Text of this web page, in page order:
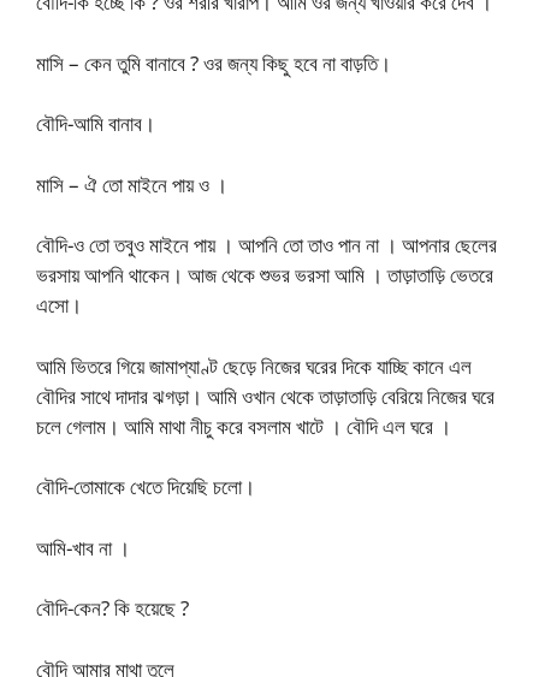
মাসি – কেন তুমি বানাবে ? ওর জন্য কিছু হবে না বাড়তি।
বৌদি-আমি বানাব।
মাসি – ঐ তো মাইনে পায় ও ।
বৌদি-ও তো তবুও মাইনে পায় । আপনি তো তাও পান না । আপনার ছেলের
ভরসায় আপনি থাকেন। আজ থেকে শুভর ভরসা আমি । তাড়াতাড়ি ভেতরে
এসো।
আমি ভিতরে গিয়ে জামাপ্যাণ্ট ছেড়ে নিজের ঘরের দিকে যাচ্ছি কানে এল
বৌদির সাথে দাদার ঝগড়া। আমি ওখান থেকে তাড়াতাড়ি বেরিয়ে নিজের ঘরে
চলে গেলাম। আমি মাথা নীচু করে বসলাম খাটে । বৌদি এল ঘরে ।
বৌদি-তোমাকে খেতে দিয়েছি চলো।
আমি-খাব না ।
বৌদি-কেন? কি হয়েছে ?
বৌদি আমার মাথা তুলে